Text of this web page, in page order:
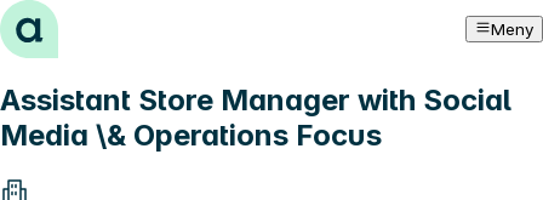
Hopp til innhold Meny
Assistant Store Manager with Social
Media \& Operations Focus